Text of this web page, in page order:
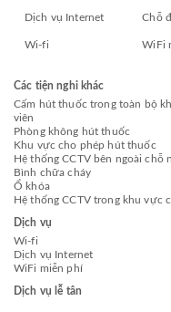
Dịch vụ Internet Chỗ
Wi-fi WiFi
Các tiện nghi khác
Cấm hút thuốc trong toàn bộ
viên
Phòng không hút thuốc
Khu vực cho phép hút thuốc
Hệ thống CCTV bên ngoài chỗ
Bình chữa cháy
Ổ khóa
Hệ thống CCTV trong khu vực
Dịch vụ
Wi-fi
Dịch vụ Internet
WiFi miễn phí
Dịch vụ lễ tân